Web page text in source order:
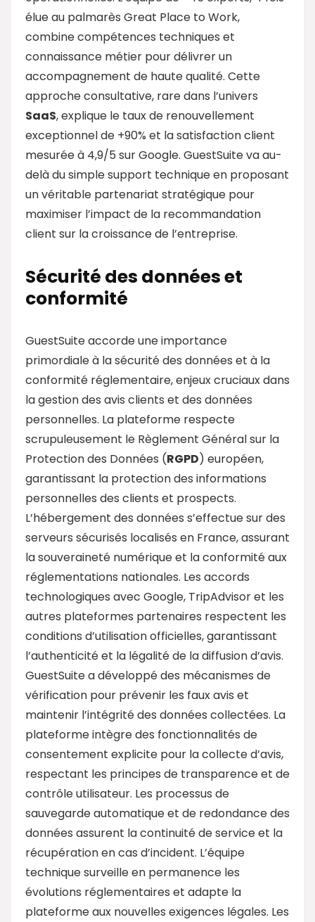
élue au palmarès Great Place to Work,
combine compétences techniques et
connaissance métier pour délivrer un
accompagnement de haute qualité. Cette
approche consultative, rare dans l’univers
SaaS, explique le taux de renouvellement
exceptionnel de +90% et la satisfaction client
mesurée à 4,9/5 sur Google. GuestSuite va au-
delà du simple support technique en proposant
un véritable partenariat stratégique pour
maximiser l’impact de la recommandation
client sur la croissance de l’entreprise.
Sécurité des données et
conformité
GuestSuite accorde une importance
primordiale à la sécurité des données et à la
conformité réglementaire, enjeux cruciaux dans
la gestion des avis clients et des données
personnelles. La plateforme respecte
scrupuleusement le Règlement Général sur la
Protection des Données (RGPD) européen,
garantissant la protection des informations
personnelles des clients et prospects.
L’hébergement des données s’effectue sur des
serveurs sécurisés localisés en France, assurant
la souveraineté numérique et la conformité aux
réglementations nationales. Les accords
technologiques avec Google, TripAdvisor et les
autres plateformes partenaires respectent les
conditions d’utilisation officielles, garantissant
l’authenticité et la légalité de la diffusion d’avis.
GuestSuite a développé des mécanismes de
vérification pour prévenir les faux avis et
maintenir l’intégrité des données collectées. La
plateforme intègre des fonctionnalités de
consentement explicite pour la collecte d’avis,
respectant les principes de transparence et de
contrôle utilisateur. Les processus de
sauvegarde automatique et de redondance des
données assurent la continuité de service et la
récupération en cas d’incident. L’équipe
technique surveille en permanence les
évolutions réglementaires et adapte la
plateforme aux nouvelles exigences légales. Les